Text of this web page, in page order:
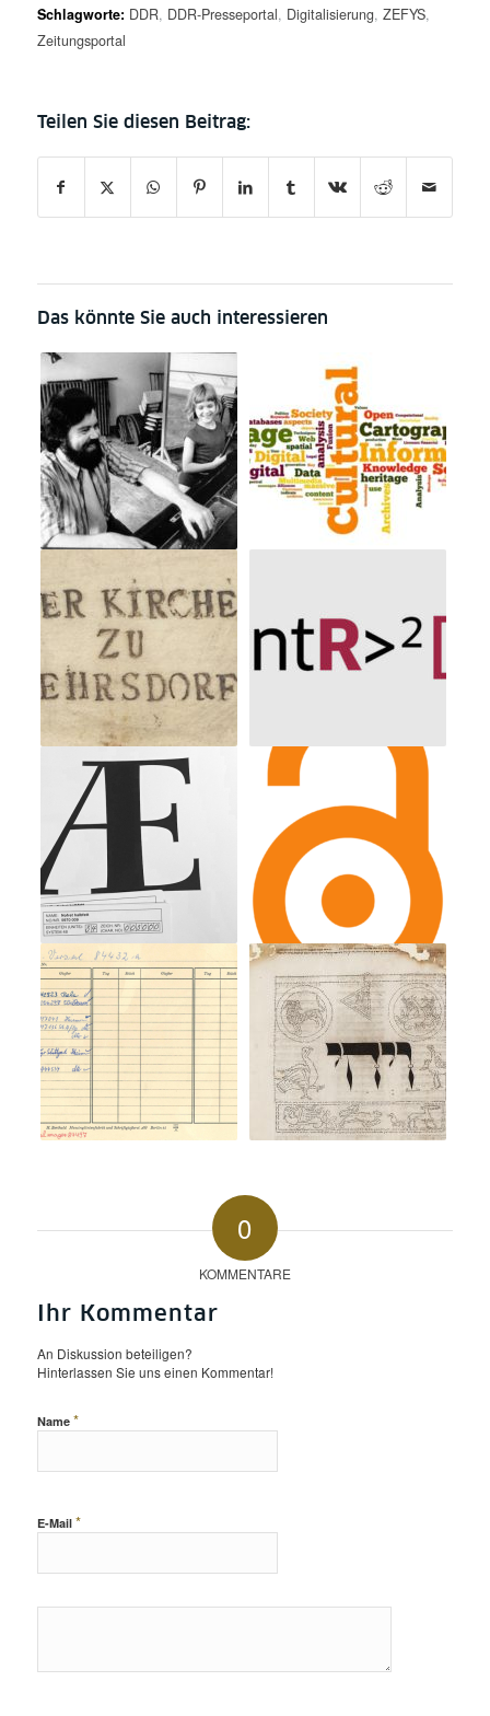
Schlagworte: DDR, DDR-Presseportal, Digitalisierung, ZEFYS,
Zeitungsportal
Das könnte Sie auch interessieren
0
KOMMENTARE
Ihr Kommentar
An Diskussion beteiligen?
Hinterlassen Sie uns einen Kommentar!
Name *
E-Mail *